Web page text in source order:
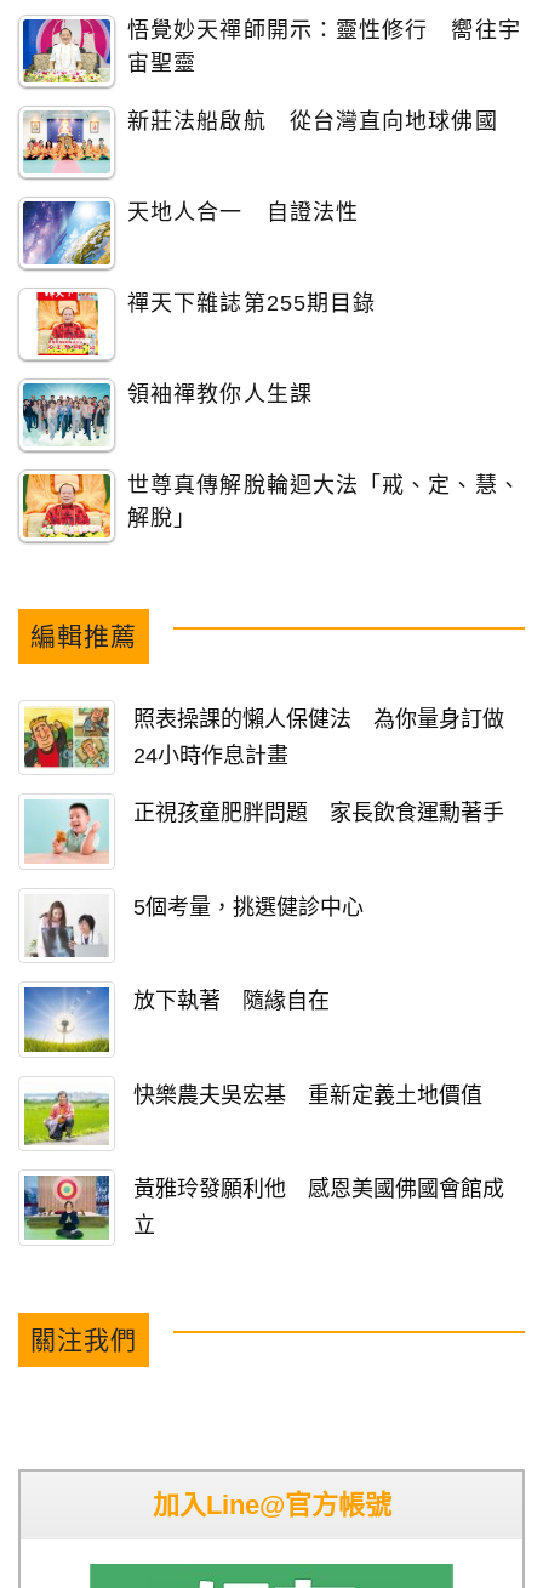
悟覺妙天禪師開示：靈性修行 嚮往宇
宙聖靈
新莊法船啟航 從台灣直向地球佛國
天地人合一 自證法性
禪天下雜誌第255期目錄
領袖禪教你人生課
世尊真傳解脫輪迴大法「戒、定、慧、
解脫」
編輯推薦
照表操課的懶人保健法 為你量身訂做
24小時作息計畫
正視孩童肥胖問題 家長飲食運勳著手
5個考量，挑選健診中心
放下執著 隨緣自在
快樂農夫吳宏基 重新定義土地價值
黃雅玲發願利他 感恩美國佛國會館成
立
關注我們
加入Line@官方帳號